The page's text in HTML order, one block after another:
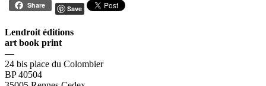
Share Save
Lendroit éditions
art book print
—
24 bis place du Colombier
BP 40504